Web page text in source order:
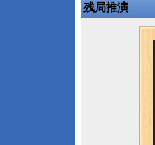
残局推演